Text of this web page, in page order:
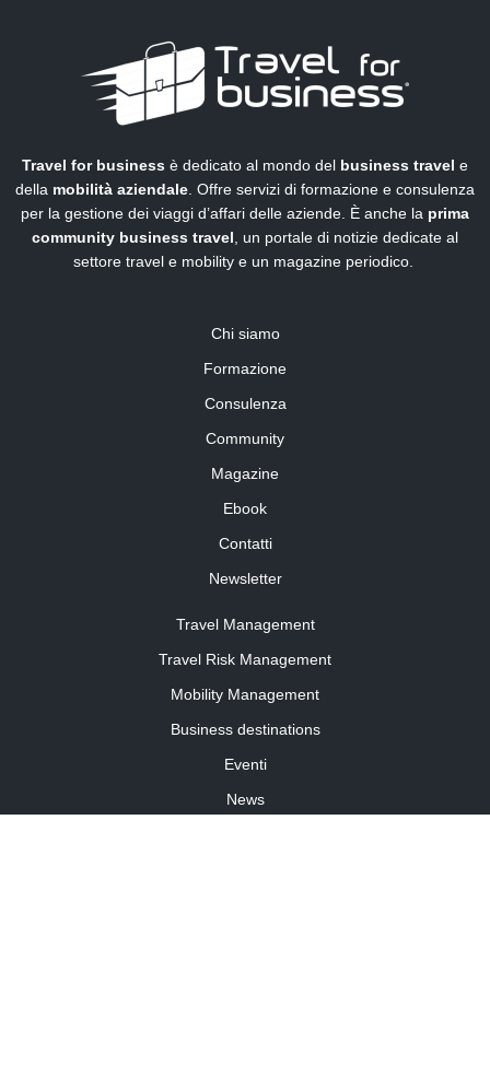
Travel for business è dedicato al mondo del business travel e
della mobilità aziendale . Offre servizi di formazione e consulenza
per la gestione dei viaggi d’affari delle aziende. È anche la prima
community business travel , un portale di notizie dedicate al
settore travel e mobility e un magazine periodico.
Chi siamo
Formazione
Consulenza
Community
Magazine
Ebook
Contatti
Newsletter
Travel Management
Travel Risk Management
Mobility Management
Business destinations
Eventi
News